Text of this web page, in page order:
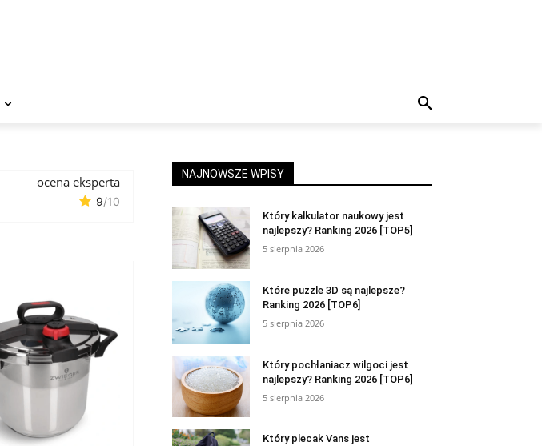
ocena eksperta
9/10
NAJNOWSZE WPISY
Który kalkulator naukowy jest
najlepszy? Ranking 2026 [TOP5]
5 sierpnia 2026
Które puzzle 3D są najlepsze?
Ranking 2026 [TOP6]
5 sierpnia 2026
Który pochłaniacz wilgoci jest
najlepszy? Ranking 2026 [TOP6]
5 sierpnia 2026
Który plecak Vans jest